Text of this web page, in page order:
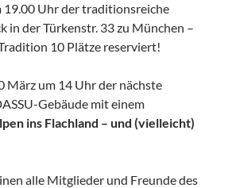
Uhr der traditionsreiche
in der Türkenstr. 33 zu München –
10 Plätze reserviert!
März um 14 Uhr der nächste
Gebäude mit einem
ins Flachland – und (vielleicht)
alle Mitglieder und Freunde des